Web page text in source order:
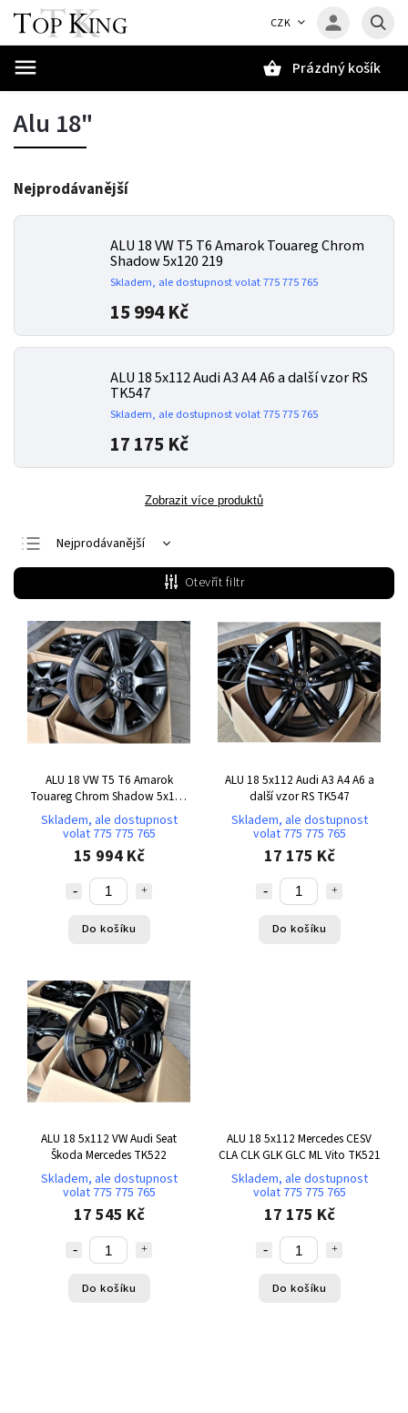
CZK
Prázdný košík
Alu 18"
Nejprodávanější
ALU 18 VW T5 T6 Amarok Touareg Chrom
Shadow 5x120 219
Skladem, ale dostupnost volat 775 775 765
15 994 Kč
ALU 18 5x112 Audi A3 A4 A6 a další vzor RS
TK547
Skladem, ale dostupnost volat 775 775 765
17 175 Kč
Zobrazit více produktů
Nejprodávanější
Nejlevnější
Nejdražší
Abecedně
Otevřít filtr
ALU 18 VW T5 T6 Amarok
Touareg Chrom Shadow 5x120
219
Skladem, ale dostupnost
volat 775 775 765
15 994 Kč
Do košíku
ALU 18 5x112 Audi A3 A4 A6 a
další vzor RS TK547
Skladem, ale dostupnost
volat 775 775 765
17 175 Kč
Do košíku
ALU 18 5x112 VW Audi Seat
Škoda Mercedes TK522
Skladem, ale dostupnost
volat 775 775 765
17 545 Kč
Do košíku
ALU 18 5x112 Mercedes CESV
CLA CLK GLK GLC ML Vito TK521
Skladem, ale dostupnost
volat 775 775 765
17 175 Kč
Do košíku